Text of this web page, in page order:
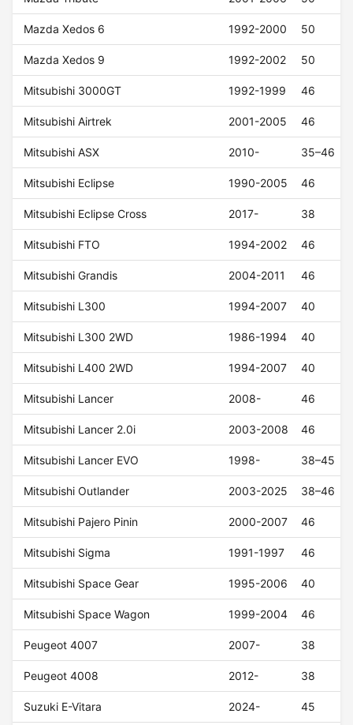
Mazda Xedos 6 1992-2000 50
Mazda Xedos 9 1992-2002 50
Mitsubishi 3000GT 1992-1999 46
Mitsubishi Airtrek 2001-2005 46
Mitsubishi ASX 2010- 35–46
Mitsubishi Eclipse 1990-2005 46
Mitsubishi Eclipse Cross 2017- 38
Mitsubishi FTO 1994-2002 46
Mitsubishi Grandis 2004-2011 46
Mitsubishi L300 1994-2007 40
Mitsubishi L300 2WD 1986-1994 40
Mitsubishi L400 2WD 1994-2007 40
Mitsubishi Lancer 2008- 46
Mitsubishi Lancer 2.0i 2003-2008 46
Mitsubishi Lancer EVO 1998- 38–45
Mitsubishi Outlander 2003-2025 38–46
Mitsubishi Pajero Pinin 2000-2007 46
Mitsubishi Sigma 1991-1997 46
Mitsubishi Space Gear 1995-2006 40
Mitsubishi Space Wagon 1999-2004 46
Peugeot 4007 2007- 38
Peugeot 4008 2012- 38
Suzuki E-Vitara 2024- 45